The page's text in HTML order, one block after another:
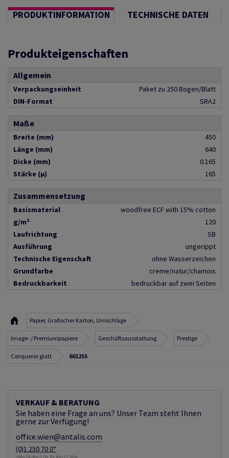
PRODUKTINFORMATION TECHNISCHE DATEN
Produkteigenschaften
Allgemein
Verpackungseinheit
Paket zu 250 Bogen/Blatt
DIN-Format
SRA2
Maße
Breite (mm)
450
Länge (mm)
640
Dicke (mm)
0.165
Stärke (µ)
165
Zusammensetzung
Basismaterial
woodfree ECF with 15% cotton
g/m²
120
Laufrichtung
SB
Ausführung
ungerippt
Technische Eigenschaft
ohne Wasserzeichen
Grundfarbe
creme/natur/chamois
Bedruckbarkeit
bedruckbar auf zwei Seiten
Papier, Grafischer Karton, Umschläge
Image- / Premiumpapiere Geschäftsausstattung Prestige
Conqueror glatt 601255
VERKAUF & BERATUNG
Sie haben eine Frage an uns? Unser Team steht Ihnen
gerne zur Verfügung!
office.wien@antalis.com
(0)1 250 70 0*